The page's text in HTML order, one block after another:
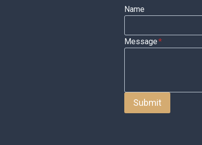
Name
Message*
Submit